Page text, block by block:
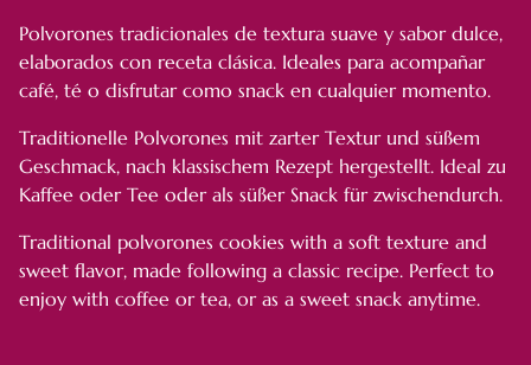
Polvorones tradicionales de textura suave y sabor dulce,
elaborados con receta clásica. Ideales para acompañar
café, té o disfrutar como snack en cualquier momento.
Traditionelle Polvorones mit zarter Textur und süßem
Geschmack, nach klassischem Rezept hergestellt. Ideal zu
Kaffee oder Tee oder als süßer Snack für zwischendurch.
Traditional polvorones cookies with a soft texture and
sweet flavor, made following a classic recipe. Perfect to
enjoy with coffee or tea, or as a sweet snack anytime.